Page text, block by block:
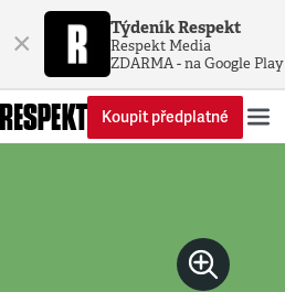
× Týdeník Respekt
Respekt Media
ZDARMA - na Google Play
Koupit předplatné